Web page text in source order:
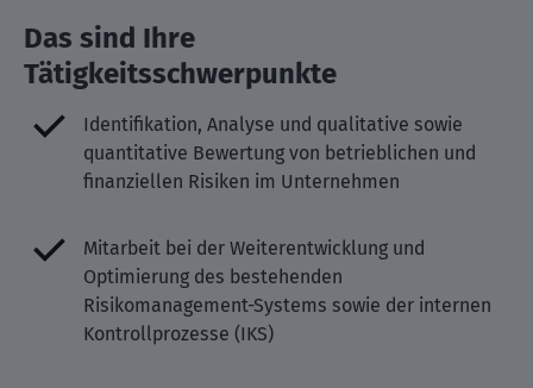
Das sind Ihre
Tätigkeitsschwerpunkte
Identifikation, Analyse und qualitative sowie
quantitative Bewertung von betrieblichen und
finanziellen Risiken im Unternehmen
Mitarbeit bei der Weiterentwicklung und
Optimierung des bestehenden
Risikomanagement-Systems sowie der internen
Kontrollprozesse (IKS)